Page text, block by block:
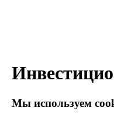
Мы используем